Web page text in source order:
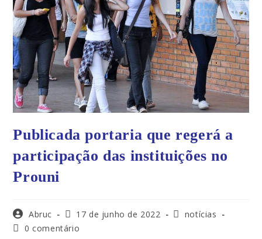
Publicada portaria que regerá a
participação das instituições no
Prouni
Abruc 17 de junho de 2022
notícias
0 comentário